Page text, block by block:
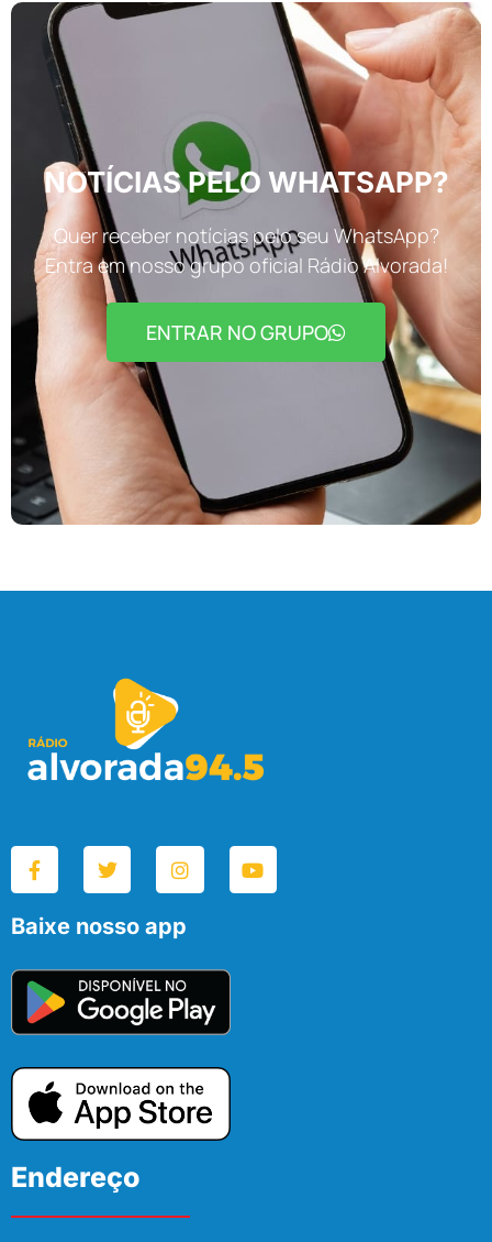
NOTÍCIAS PELO WHATSAPP?
Quer receber notícias pelo seu WhatsApp?
Entra em nosso grupo oficial Rádio Alvorada!
ENTRAR NO GRUPO
Baixe nosso app
Endereço